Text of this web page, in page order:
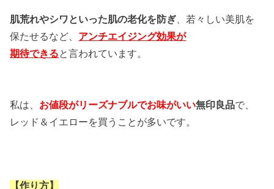
肌荒れやシワといった肌の老化を防ぎ 、若々しい美肌を
保たせるなど、 アンチエイジング効果が
期待できると言われています。
私は、 お値段がリーズナブルでお味がいい無印良品で、
レッド＆イエローを買うことが多いです。
【作り方】